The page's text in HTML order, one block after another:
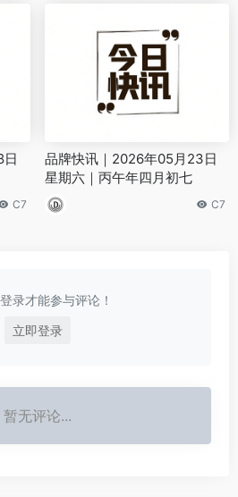
C7
品牌快讯｜2026年05月23日
星期六｜丙午年四月初七
C7
录才能参与评论！
立即登录
暂无评论...